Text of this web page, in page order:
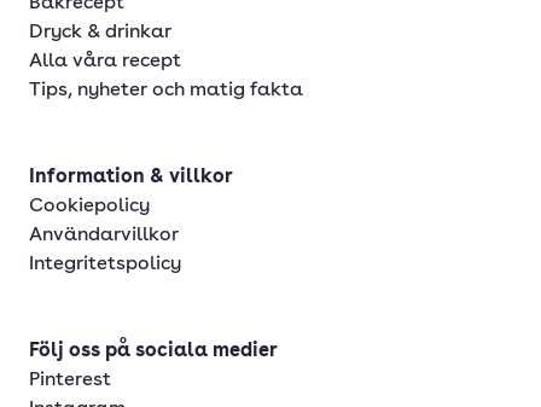
Dryck & drinkar
Alla våra recept
Tips, nyheter och matig fakta
Information & villkor
Cookiepolicy
Användarvillkor
Integritetspolicy
Följ oss på sociala medier
Pinterest